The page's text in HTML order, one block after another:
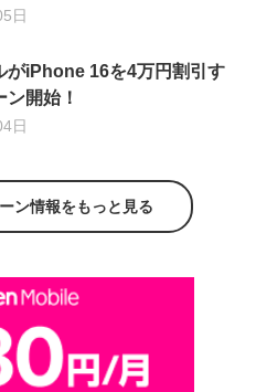
日
がiPhone 16を4万円割引す
開始！
日
ン情報をもっと見る